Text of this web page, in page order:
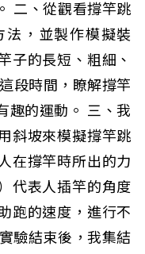
二、從觀看撐竿跳
法，並製作模擬裝
子的長短、粗細、
段時間，瞭解撐竿
趣的運動。 三、我
斜坡來模擬撐竿跳
在撐竿時所出的力
代表人插竿的角度
跑的速度，進行不
驗結束後，我集結